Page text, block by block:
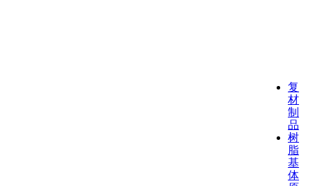
复
材
制
品
树
脂
基
体